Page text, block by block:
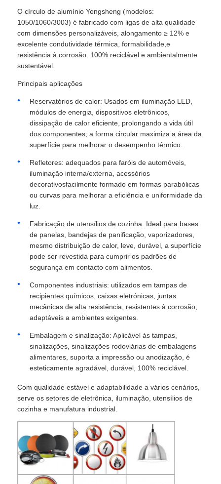
Folha de alumínio laminada
Painéis de favo de mel em alumínio
Favo de mel de alumínio
Espelho de alumínio
O círculo de alumínio Yongsheng (modelos:
1050/1060/3003) é fabricado com ligas de alta qualidade
com dimensões personalizáveis, alongamento ≥ 12% e
excelente condutividade térmica, formabilidade,e
resistência à corrosão. 100% reciclável e ambientalmente
sustentável.
Principais aplicações
Reservatórios de calor: Usados em iluminação LED,
módulos de energia, dispositivos eletrônicos,
dissipação de calor eficiente, prolongando a vida útil
dos componentes; a forma circular maximiza a área da
superfície para melhorar o desempenho térmico.
Refletores: adequados para faróis de automóveis,
iluminação interna/externa, acessórios
decorativosfacilmente formado em formas parabólicas
ou curvas para melhorar a eficiência e uniformidade da
luz.
Fabricação de utensílios de cozinha: Ideal para bases
de panelas, bandejas de panificação, vaporizadores,
mesmo distribuição de calor, leve, durável, a superfície
pode ser revestida para cumprir os padrões de
segurança em contacto com alimentos.
Componentes industriais: utilizados em tampas de
recipientes químicos, caixas eletrónicas, juntas
mecânicas de alta resistência, resistentes à corrosão,
adaptáveis a ambientes exigentes.
Embalagem e sinalização: Aplicável às tampas,
sinalizações, sinalizações rodoviárias de embalagens
alimentares, suporta a impressão ou anodização, é
esteticamente agradável, durável, 100% reciclável.
Com qualidade estável e adaptabilidade a vários cenários,
serve os setores de eletrônica, iluminação, utensílios de
cozinha e manufatura industrial.